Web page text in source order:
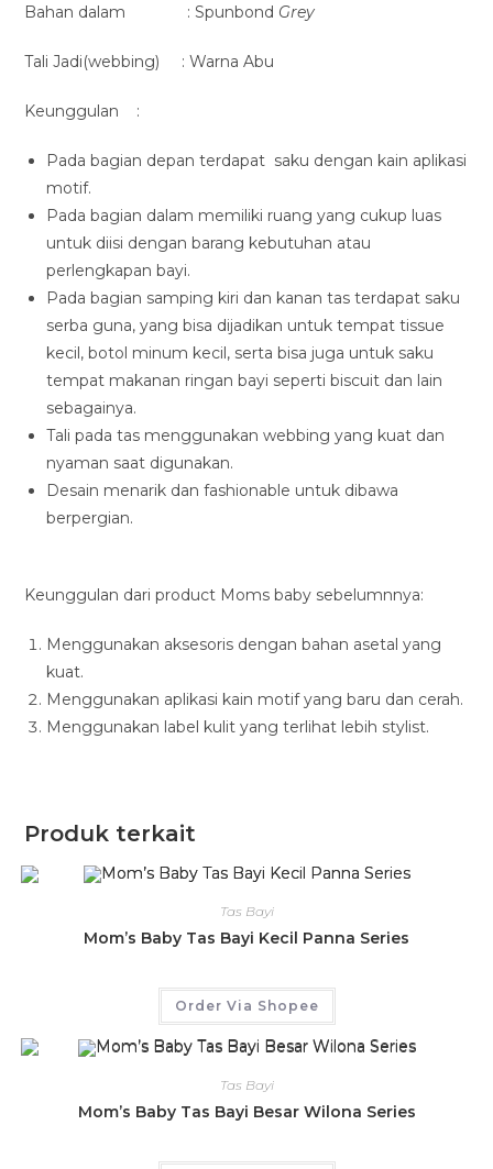
Bahan dalam : Spunbond Grey
Tali Jadi(webbing) : Warna Abu
Keunggulan :
Pada bagian depan terdapat saku dengan kain aplikasi
motif.
Pada bagian dalam memiliki ruang yang cukup luas
untuk diisi dengan barang kebutuhan atau
perlengkapan bayi.
Pada bagian samping kiri dan kanan tas terdapat saku
serba guna, yang bisa dijadikan untuk tempat tissue
kecil, botol minum kecil, serta bisa juga untuk saku
tempat makanan ringan bayi seperti biscuit dan lain
sebagainya.
Tali pada tas menggunakan webbing yang kuat dan
nyaman saat digunakan.
Desain menarik dan fashionable untuk dibawa
berpergian.
Keunggulan dari product Moms baby sebelumnnya:
Menggunakan aksesoris dengan bahan asetal yang
kuat.
Menggunakan aplikasi kain motif yang baru dan cerah.
Menggunakan label kulit yang terlihat lebih stylist.
Produk terkait
Tas Bayi
Mom’s Baby Tas Bayi Kecil Panna Series
Order Via Shopee
Tas Bayi
Mom’s Baby Tas Bayi Besar Wilona Series